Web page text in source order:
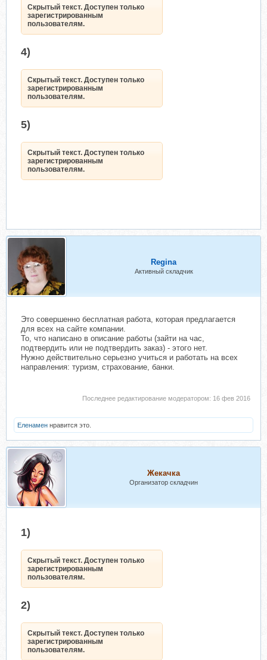
Скрытый текст. Доступен только
зарегистрированным
пользователям.
4)
Скрытый текст. Доступен только
зарегистрированным
пользователям.
5)
Скрытый текст. Доступен только
зарегистрированным
пользователям.
Regina
Активный складчик
Это совершенно бесплатная работа, которая предлагается
для всех на сайте компании.
То, что написано в описание работы (зайти на час,
подтвердить или не подтвердить заказ) - этого нет.
Нужно действительно серьезно учиться и работать на всех
направления: туризм, страхование, банки.
Последнее редактирование модератором: 16 фев 2016
Еленамен нравится это.
Жекачка
Организатор складчин
1)
Скрытый текст. Доступен только
зарегистрированным
пользователям.
2)
Скрытый текст. Доступен только
зарегистрированным
пользователям.